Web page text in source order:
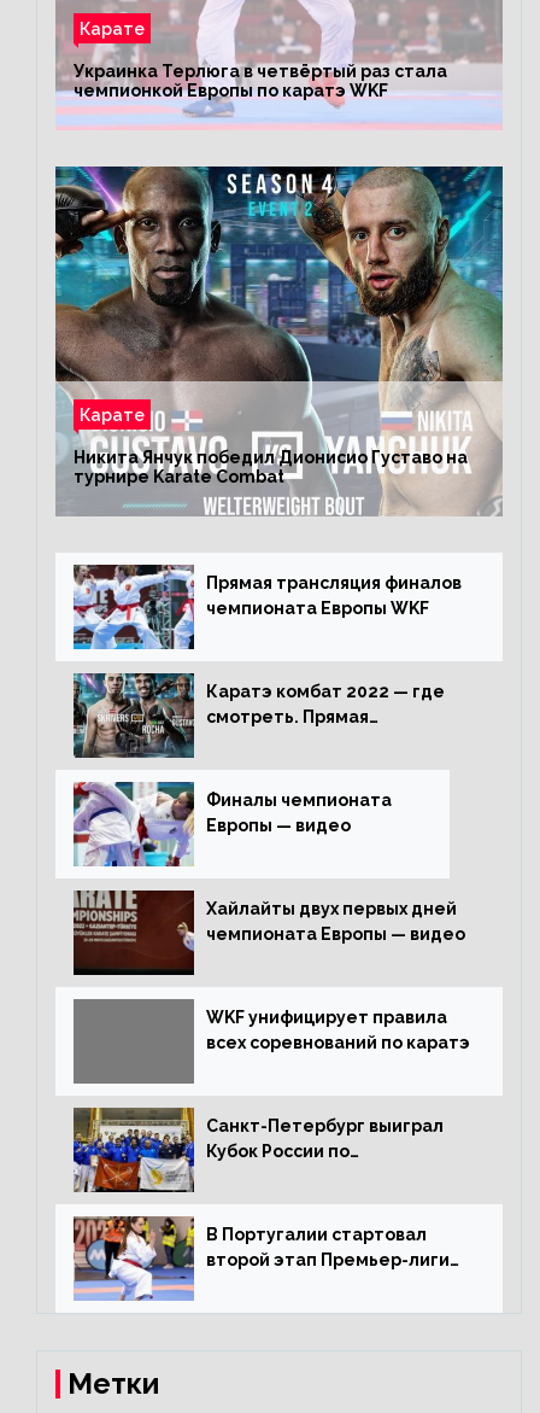
Карате
Украинка Терлюга в четвёртый раз стала
чемпионкой Европы по каратэ WKF
Карате
Никита Янчук победил Дионисио Густаво на
турнире Karate Combat
Прямая трансляция финалов
чемпионата Европы WKF
Каратэ комбат 2022 — где
смотреть. Прямая
Финалы чемпионата
Европы — видео
Хайлайты двух первых дней
чемпионата Европы — видео
WKF унифицирует правила
всех соревнований по каратэ
Санкт-Петербург выиграл
Кубок России по
В Португалии стартовал
второй этап Премьер-лиги
Метки